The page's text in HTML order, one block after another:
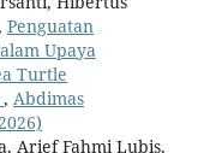
Penguatan
Upaya
Turtle
, Abdimas
Arief Fahmi Lubis,